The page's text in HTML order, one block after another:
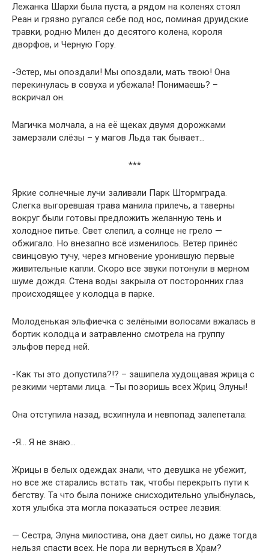
Лежанка Шархи была пуста, а рядом на коленях стоял
Реан и грязно ругался себе под нос, поминая друидские
травки, родню Милен до десятого колена, короля
дворфов, и Черную Гору.
-Эстер, мы опоздали! Мы опоздали, мать твою! Она
перекинулась в совуха и убежала! Понимаешь? –
вскричал он.
Магичка молчала, а на её щеках двумя дорожками
замерзали слёзы – у магов Льда так бывает…
***
Яркие солнечные лучи заливали Парк Штормграда.
Слегка выгоревшая трава манила прилечь, а таверны
вокруг были готовы предложить желанную тень и
холодное питье. Свет слепил, а солнце не грело —
обжигало. Но внезапно всё изменилось. Ветер принёс
свинцовую тучу, через мгновение уронившую первые
живительные капли. Скоро все звуки потонули в мерном
шуме дождя. Стена воды закрыла от посторонних глаз
происходящее у колодца в парке.
Молоденькая эльфиечка с зелёными волосами вжалась в
бортик колодца и затравленно смотрела на группу
эльфов перед ней.
-Как ты это допустила?!? – зашипела худощавая жрица с
резкими чертами лица. –Ты позоришь всех Жриц Элуны!
Она отступила назад, всхипнула и невпопад залепетала:
-Я… Я не знаю…
Жрицы в белых одеждах знали, что девушка не убежит,
но все же старались встать так, чтобы перекрыть пути к
бегству. Та что была пониже снисходительно улыбнулась,
хотя улыбка эта могла показаться острее лезвия:
— Сестра, Элуна милостива, она дает силы, но даже тогда
нельзя спасти всех. Не пора ли вернуться в Храм?